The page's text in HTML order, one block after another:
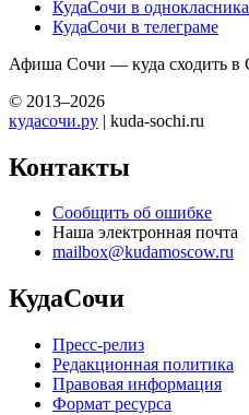
КудаСочи в
КудаСочи в телеграме
Афиша Сочи — куда сходить в
© 2013–2026
кудасочи.ру | kuda-sochi.ru
Контакты
Сообщить об ошибке
Наша электронная почта
mailbox@kudamoscow.ru
КудаСочи
Пресс-релиз
Редакционная политика
Правовая информация
Формат ресурса